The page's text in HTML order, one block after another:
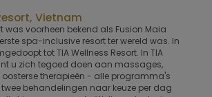
Vietnam
was voorheen bekend als Fusion Maia
spa-inclusive resort ter wereld was. In
tot TIA Wellness Resort. In TIA
u zich tegoed doen aan massages,
oosterse therapieën - alle programma's
behandelingen naar keuze per dag